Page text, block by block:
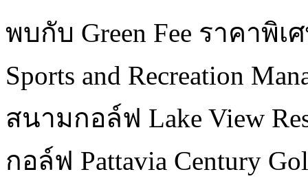
พบกับ Green Fee ราคาพิ
Sports and Recreation
สนามกอล์ฟ Lake View
กอล์ฟ Pattavia Century